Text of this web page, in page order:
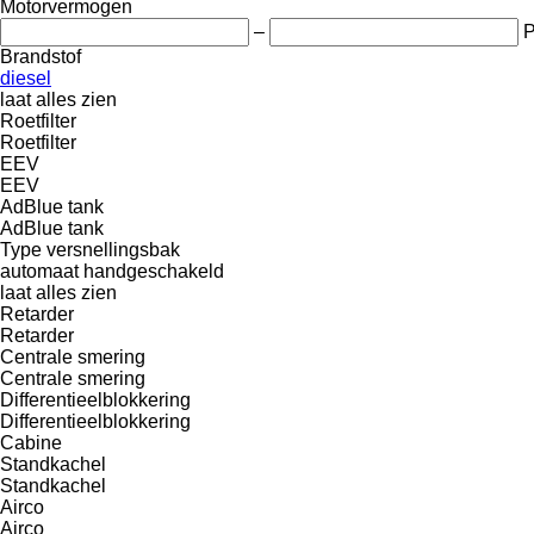
Motorvermogen
–
Brandstof
diesel
laat alles zien
Roetfilter
Roetfilter
EEV
EEV
AdBlue tank
AdBlue tank
Type versnellingsbak
automaat handgeschakeld
laat alles zien
Retarder
Retarder
Centrale smering
Centrale smering
Differentieelblokkering
Differentieelblokkering
Cabine
Standkachel
Standkachel
Airco
Airco